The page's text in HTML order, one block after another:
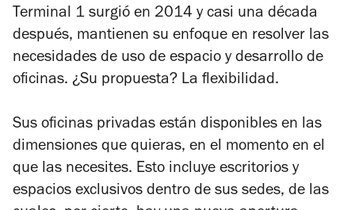
Terminal 1 surgió en 2014 y casi una década
después, mantienen su enfoque en resolver las
necesidades de uso de espacio y desarrollo de
oficinas. ¿Su propuesta? La flexibilidad.
Sus oficinas privadas están disponibles en las
dimensiones que quieras, en el momento en el
que las necesites. Esto incluye escritorios y
espacios exclusivos dentro de sus sedes, de las